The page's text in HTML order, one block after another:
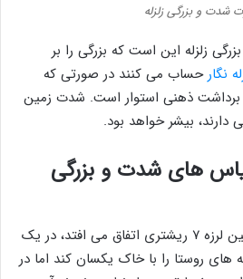
شدت و بزرگی زلزله
زلزله این است که بزرگی را بر
نگارحساب می کنند در صورتی که
برداشت ذهنی استوار است. شدت زمین
دارند، بیشر خواهد بود.
های شدت و بزرگی
به عنوان مثال وقتی یک زمین لرزه ۷ ریشتری اتفاق می افتد، در یک
روستا را با خاک یکسان کند اما در